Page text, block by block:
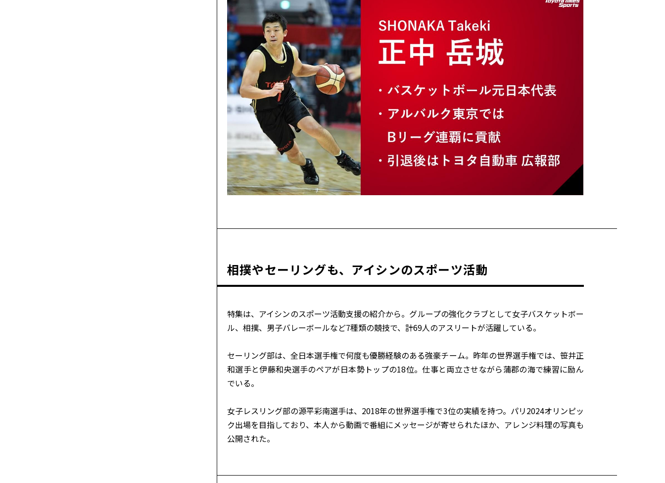
相撲やセーリングも、アイシンのスポーツ活動
特集は、アイシンのスポーツ活動支援の紹介から。グループの強化クラブとして女子バスケットボー
ル、相撲、男子バレーボールなど7種類の競技で、計69人のアスリートが活躍している。
セーリング部は、全日本選手権で何度も優勝経験のある強豪チーム。昨年の世界選手権では、笹井正
和選手と伊藤和央選手のペアが日本勢トップの18位。仕事と両立させながら蒲郡の海で練習に励ん
でいる。
女子レスリング部の源平彩南選手は、2018年の世界選手権で3位の実績を持つ。パリ2024オリンピッ
ク出場を目指しており、本人から動画で番組にメッセージが寄せられたほか、アレンジ料理の写真も
公開された。